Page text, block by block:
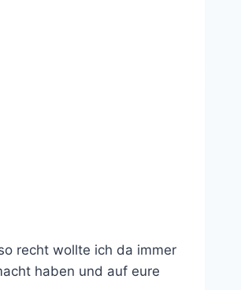
recht wollte ich da immer
haben und auf eure